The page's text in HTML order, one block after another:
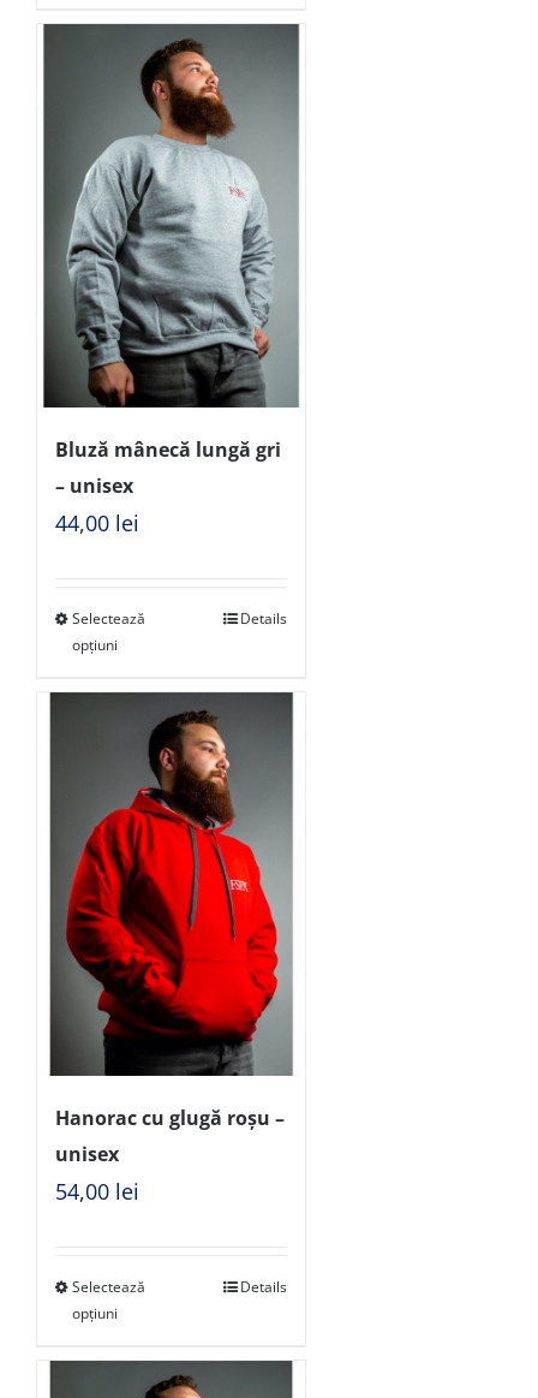
Bluză mânecă lungă gri
– unisex
44,00 lei
Selectează
opțiuni
Details
Hanorac cu glugă roșu –
unisex
54,00 lei
Selectează
opțiuni
Details